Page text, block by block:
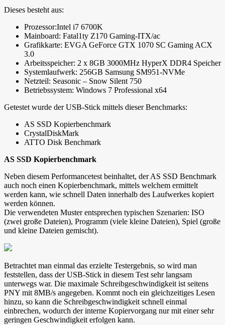
Dieses besteht aus:
Prozessor:Intel i7 6700K
Mainboard: Fatal1ty Z170 Gaming-ITX/ac
Grafikkarte: EVGA GeForce GTX 1070 SC Gaming ACX
3.0
Arbeitsspeicher: 2 x 8GB 3000MHz HyperX DDR4 Speicher
Systemlaufwerk: 256GB Samsung SM951-NVMe
Netzteil: Seasonic – Snow Silent 750
Betriebssystem: Windows 7 Professional x64
Getestet wurde der USB-Stick mittels dieser Benchmarks:
AS SSD Kopierbenchmark
CrystalDiskMark
ATTO Disk Benchmark
AS SSD Kopierbenchmark
Neben diesem Performancetest beinhaltet, der AS SSD Benchmark
auch noch einen Kopierbenchmark, mittels welchem ermittelt
werden kann, wie schnell Daten innerhalb des Laufwerkes kopiert
werden können.
Die verwendeten Muster entsprechen typischen Szenarien: ISO
(zwei große Dateien), Programm (viele kleine Dateien), Spiel (große
und kleine Dateien gemischt).
Betrachtet man einmal das erzielte Testergebnis, so wird man
feststellen, dass der USB-Stick in diesem Test sehr langsam
unterwegs war. Die maximale Schreibgeschwindigkeit ist seitens
PNY mit 8MB/s angegeben. Kommt noch ein gleichzeitiges Lesen
hinzu, so kann die Schreibgeschwindigkeit schnell einmal
einbrechen, wodurch der interne Kopiervorgang nur mit einer sehr
geringen Geschwindigkeit erfolgen kann.